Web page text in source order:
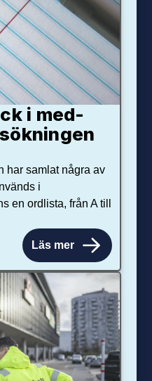
i med­­
har samlat några av
i
en ordlista, från A till
Läs mer